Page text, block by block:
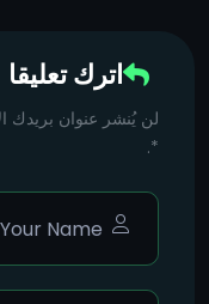
اترك تعليقا
لن يُنشر عنوان بريدك
*.